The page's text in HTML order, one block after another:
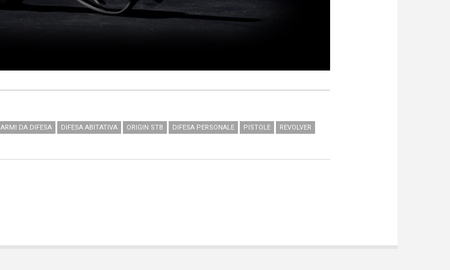
ARMI DA DIFESA DIFESA ABITATIVA ORIGIN STB DIFESA PERSONALE PISTOLE REVOLVER